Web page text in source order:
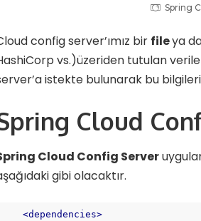
Spring
config server’ımız bir fileya
vs.)üzeriden tutulan
istekte bulunarak bu
Cloud
Cloud Config Server
gibi olacaktır.
<dependencies>